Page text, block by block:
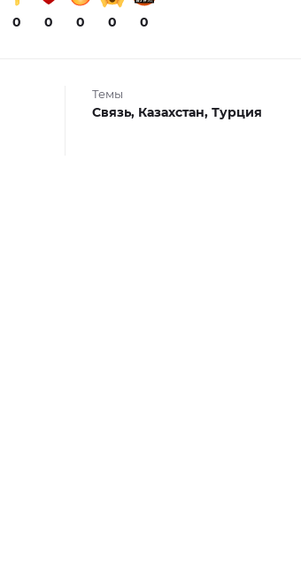
0 0 0 0 0
Темы
Связь, Казахстан, Турция